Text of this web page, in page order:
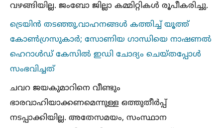
വഴങ്ങിയില്ല. ജംബോ ജില്ലാ കമ്മിറ്റികള്‍ രൂപീകരിച്ചു.
ട്രെയിൻ തടഞ്ഞു,വാഹനങ്ങള്‍ കത്തിച്ച്‌ യൂത്ത്
കോണ്‍ഗ്രസുകാർ; സോണിയ ഗാന്ധിയെ നാഷണല്‍
ഹെറാള്‍ഡ് കേസില്‍ ഇഡി ചോദ്യം ചെയ്തപ്പോള്‍
സംഭവിച്ചത്
ചവറ ജയകുമാറിനെ വീണ്ടും
ഭാരവാഹിയാക്കണമെന്നുള്ള ഒത്തുതീർപ്പ്
നടപ്പാക്കിയില്ല. അതേസമയം, സംസ്ഥാന